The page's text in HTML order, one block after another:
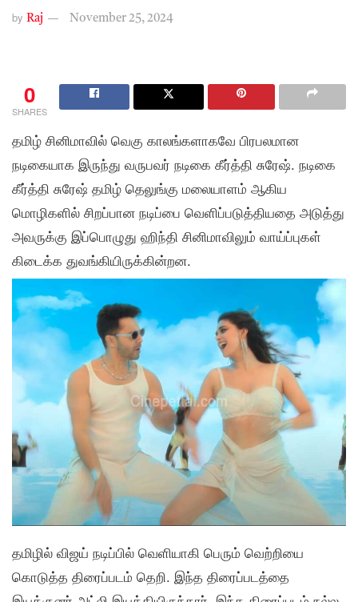
by Raj November 25, 2024
0
SHARES
தமிழ் சினிமாவில் வெகு காலங்களாகவே பிரபலமான
நடிகையாக இருந்து வருபவர் நடிகை கீர்த்தி சுரேஷ். நடிகை
கீர்த்தி சுரேஷ் தமிழ் தெலுங்கு மலையாளம் ஆகிய
மொழிகளில் சிறப்பான நடிப்பை வெளிப்படுத்தியதை அடுத்து
அவருக்கு இப்பொழுது ஹிந்தி சினிமாவிலும் வாய்ப்புகள்
கிடைக்க துவங்கியிருக்கின்றன.
தமிழில் விஜய் நடிப்பில் வெளியாகி பெரும் வெற்றியை
கொடுத்த திரைப்படம் தெறி. இந்த திரைப்படத்தை